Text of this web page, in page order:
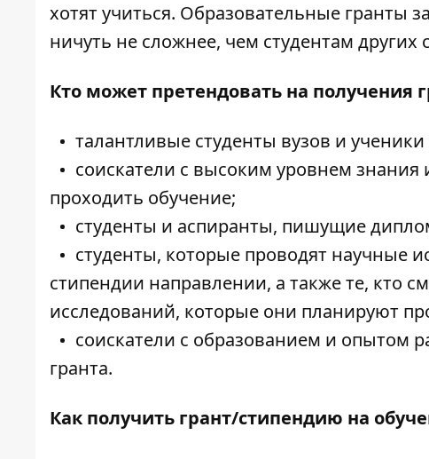
хотят учиться. Образовательные гранты
ничуть не сложнее, чем студентам других
Кто может претендовать на получения
талантливые студенты вузов и
соискатели с высоким уровнем знания
проходить обучение;
студенты и аспиранты, пишущие
студенты, которые проводят научные
стипендии направлении, а также те, кто
исследований, которые они планируют
соискатели с образованием и опытом
гранта.
Как получить грант/стипендию на